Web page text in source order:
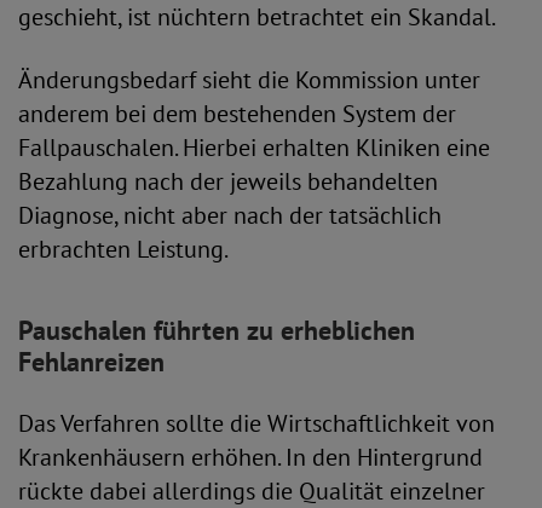
geschieht, ist nüchtern betrachtet ein Skandal.
Änderungsbedarf sieht die Kommission unter
anderem bei dem bestehenden System der
Fallpauschalen. Hierbei erhalten Kliniken eine
Bezahlung nach der jeweils behandelten
Diagnose, nicht aber nach der tatsächlich
erbrachten Leistung.
Pauschalen führten zu erheblichen
Fehlanreizen
Das Verfahren sollte die Wirtschaftlichkeit von
Krankenhäusern erhöhen. In den Hintergrund
rückte dabei allerdings die Qualität einzelner